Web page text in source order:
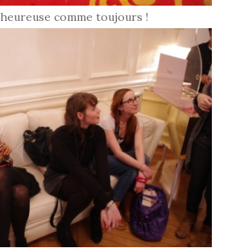
heureuse comme toujours !